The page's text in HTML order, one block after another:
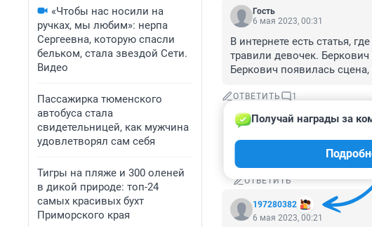
«Чтобы нас носили на
ручках, мы любим»: нерпа
Сергеевна, которую спасли
бельком, стала звездой Сети.
Видео
Пассажирка тюменского
автобуса стала
свидетельницей, как мужчина
удовлетворял сам себя
Тигры на пляже и 300 оленей
в дикой природе: топ-24
самых красивых бухт
Приморского края
Гость
6 мая 2023, 00:31
В интернете есть статья,
травили девочек.
Беркович появилась
ОТВЕТИТЬ 1
Гость
На сайте раша тудэй
ОТВЕТИТЬ
197280382
Получай награды за
6 мая 2023, 00:21